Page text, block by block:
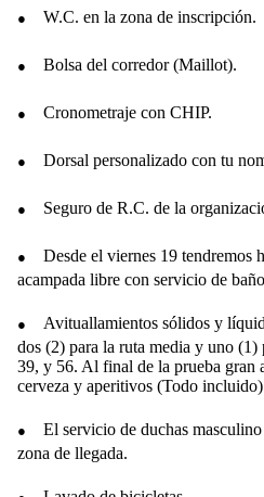
● W.C. en la zona de inscripción.
● Bolsa del corredor (Maillot).
● Cronometraje con CHIP.
● Dorsal personalizado con tu
● Seguro de R.C. de la
●
Desde el viernes 19 tendremos
acampada libre con servicio de
●
Avituallamientos sólidos y
dos (2) para la ruta media y uno
39, y 56. Al final de la prueba gran
cerveza y aperitivos (Todo
●
El servicio de duchas
zona de llegada.